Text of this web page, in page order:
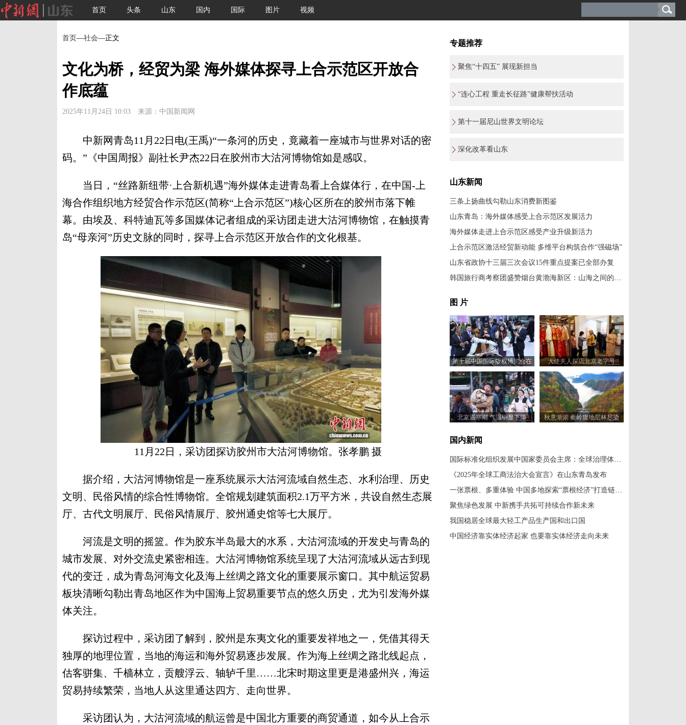
首页 头条 山东 国内 国际 图片 视频
首页—社会—正文
文化为桥，经贸为梁 海外媒体探寻上合示范区开放合
作底蕴
2025年11月24日 10:03 来源：中国新闻网
中新网青岛11月22日电(王禹)“一条河的历史，竟藏着一座城市与世界对话的密
码。”《中国周报》副社长尹杰22日在胶州市大沽河博物馆如是感叹。
当日，“丝路新纽带·上合新机遇”海外媒体走进青岛看上合媒体行，在中国-上
海合作组织地方经贸合作示范区(简称“上合示范区”)核心区所在的胶州市落下帷
幕。由埃及、科特迪瓦等多国媒体记者组成的采访团走进大沽河博物馆，在触摸青
岛“母亲河”历史文脉的同时，探寻上合示范区开放合作的文化根基。
11月22日，采访团探访胶州市大沽河博物馆。张孝鹏 摄
据介绍，大沽河博物馆是一座系统展示大沽河流域自然生态、水利治理、历史
文明、民俗风情的综合性博物馆。全馆规划建筑面积2.1万平方米，共设自然生态展
厅、古代文明展厅、民俗风情展厅、胶州通史馆等七大展厅。
河流是文明的摇篮。作为胶东半岛最大的水系，大沽河流域的开发史与青岛的
城市发展、对外交流史紧密相连。大沽河博物馆系统呈现了大沽河流域从远古到现
代的变迁，成为青岛河海文化及海上丝绸之路文化的重要展示窗口。其中航运贸易
板块清晰勾勒出青岛地区作为中国海上贸易重要节点的悠久历史，尤为引发海外媒
体关注。
探访过程中，采访团了解到，胶州是东夷文化的重要发祥地之一，凭借其得天
独厚的地理位置，当地的海运和海外贸易逐步发展。作为海上丝绸之路北线起点，
估客骈集、千樯林立，贡艘浮云、轴轳千里……北宋时期这里更是港盛州兴，海运
贸易持续繁荣，当地人从这里通达四方、走向世界。
采访团认为，大沽河流域的航运曾是中国北方重要的商贸通道，如今从上合示
专题推荐
聚焦“十四五” 展现新担当
“连心工程 重走长征路”健康帮扶活动
第十一届尼山世界文明论坛
深化改革看山东
山东新闻
三条上扬曲线勾勒山东消费新图鉴
山东青岛：海外媒体感受上合示范区发展活力
海外媒体走进上合示范区感受产业升级新活力
上合示范区激活经贸新动能 多维平台构筑合作“强磁场”
山东省政协十三届三次会议15件重点提案已全部办复
韩国旅行商考察团盛赞烟台黄渤海新区：山海之间的诗意邂逅
图 片
第十届中国国际版权博览会在
山东青岛开幕
大使夫人探店北京老字号
北京遇寒潮 气温明显下降 秋意渐浓 秦岭腹地层林尽染
国内新闻
国际标准化组织发展中国家委员会主席：全球治理体系改革应共建共享
《2025年全球工商法治大会宣言》在山东青岛发布
一张票根、多重体验 中国多地探索“票根经济”打造链式消费新场景
聚焦绿色发展 中新携手共拓可持续合作新未来
我国稳居全球最大轻工产品生产国和出口国
中国经济靠实体经济起家 也要靠实体经济走向未来